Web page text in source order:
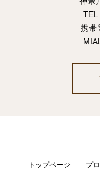
TEL
携帯
トップページ プ